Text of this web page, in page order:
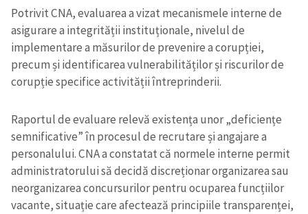
Potrivit CNA, evaluarea a vizat mecanismele interne de
asigurare a integrității instituționale, nivelul de
implementare a măsurilor de prevenire a corupției,
precum și identificarea vulnerabilităților și riscurilor de
corupție specifice activității întreprinderii.
Raportul de evaluare relevă existența unor „deficiențe
semnificative” în procesul de recrutare și angajare a
personalului. CNA a constatat că normele interne permit
administratorului să decidă discreționar organizarea sau
neorganizarea concursurilor pentru ocuparea funcțiilor
vacante, situație care afectează principiile transparenței,